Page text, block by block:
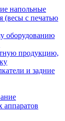
напольные
(весы с печатью
оборудованию
продукцию,
и задние
аппаратов